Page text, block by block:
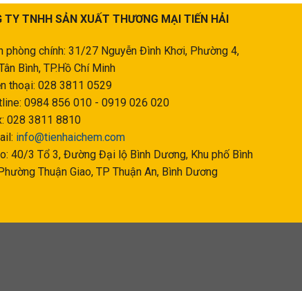
TY TNHH SẢN XUẤT THƯƠNG MẠI TIẾN HẢI
phòng chính: 31/27 Nguyễn Đình Khơi, Phường 4,
Bình, TP.Hồ Chí Minh
thoại: 028 3811 0529
0984 856 010 - 0919 026 020
028 3811 8810
info@tienhaichem.com
40/3 Tổ 3, Đường Đại lộ Bình Dương, Khu phố Bình
Thuận Giao, TP Thuận An, Bình Dương